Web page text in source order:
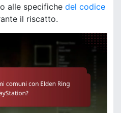
alle specifiche del codice
il riscatto.